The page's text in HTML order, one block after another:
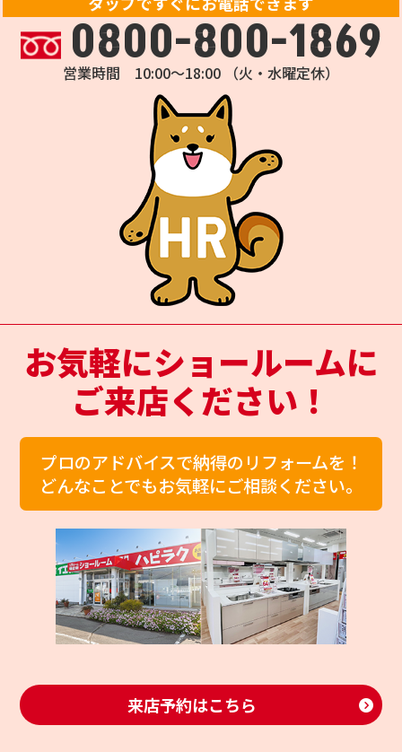
0800-800-1869
営業時間 10:00～18:00 （火・水曜定休）
お気軽にショールームに
ご来店ください！
プロのアドバイスで納得のリフォームを！
どんなことでもお気軽にご相談ください。
来店予約はこちら